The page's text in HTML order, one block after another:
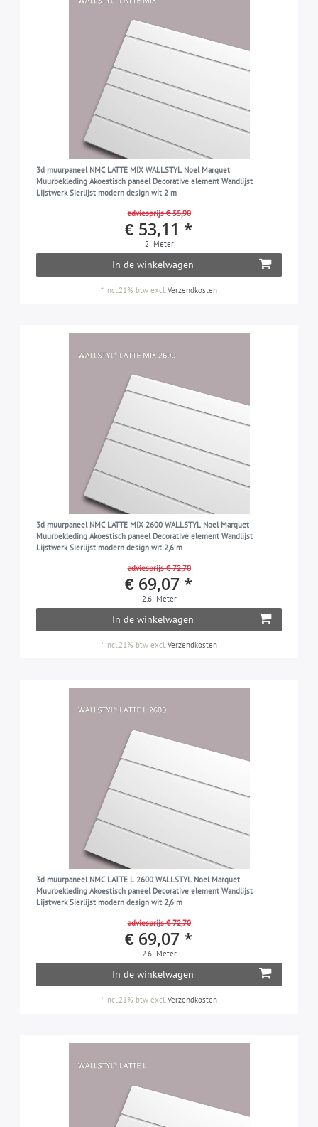
3d muurpaneel NMC LATTE MIX WALLSTYL Noel Marquet
Muurbekleding Akoestisch paneel Decorative element Wandlijst
Lijstwerk Sierlijst modern design wit 2 m
adviesprijs € 55,90
€ 53,11 *
2 Meter
In de winkelwagen
* incl.21% btw excl. Verzendkosten
3d muurpaneel NMC LATTE MIX 2600 WALLSTYL Noel Marquet
Muurbekleding Akoestisch paneel Decorative element Wandlijst
Lijstwerk Sierlijst modern design wit 2,6 m
adviesprijs € 72,70
€ 69,07 *
2.6 Meter
In de winkelwagen
* incl.21% btw excl.Verzendkosten
3d muurpaneel NMC LATTE L 2600 WALLSTYL Noel Marquet
Muurbekleding Akoestisch paneel Decorative element Wandlijst
Lijstwerk Sierlijst modern design wit 2,6 m
adviesprijs € 72,70
€ 69,07 *
2.6 Meter
In de winkelwagen
* incl.21% btw excl.Verzendkosten